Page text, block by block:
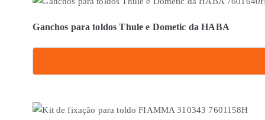
the
Ganchos para toldos Thule e Dometic da HABA